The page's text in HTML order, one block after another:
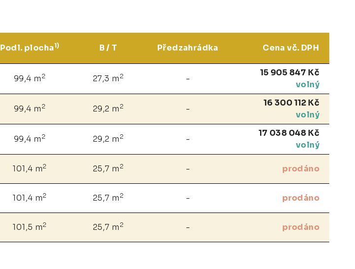
Podl. plocha1) B / T Předzahrádka Cena vč. DPH
99,4 m 2 27,3 m 2 -
15 905 847 Kč
volný
99,4 m 2 29,2 m 2 -
16 300 112 Kč
volný
99,4 m 2 29,2 m 2 -
17 038 048 Kč
volný
101,4 m2 25,7 m 2 - prodáno
101,4 m2 25,7 m 2 - prodáno
101,5 m2 25,7 m 2 - prodáno